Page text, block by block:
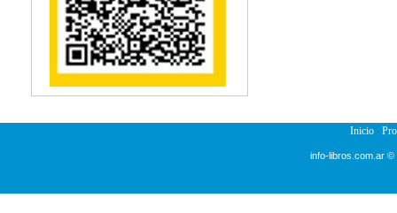
Reumatología
Salud Pública
Semiología
Terapia Ocupacional
Urología
Inicio
info-libros.com.ar